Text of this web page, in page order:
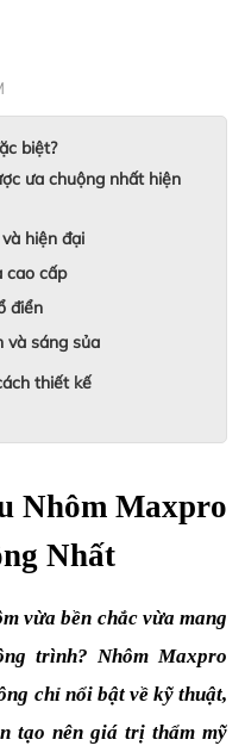
biệt?
ưa chuộng nhất hiện
hiện đại
cao cấp
điển
và sáng sủa
thiết kế
Nhôm Maxpro
Nhất
vừa bền chắc vừa mang
trình? Nhôm Maxpro
chỉ nổi bật về kỹ thuật,
tạo nên giá trị thẩm mỹ